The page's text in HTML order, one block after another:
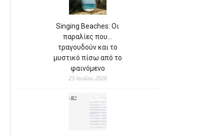
Singing Beaches: Οι
παραλίες που…
τραγουδούν και το
μυστικό πίσω από το
φαινόμενο
23 Ιουλίου 2026